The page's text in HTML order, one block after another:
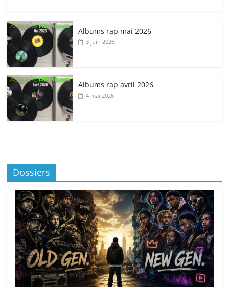
Albums rap mai 2026
3 juin 2026
Albums rap avril 2026
4 mai 2026
Dossiers